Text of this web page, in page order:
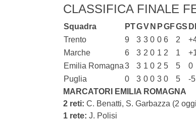
CLASSIFICA FINALE
Squadra PTGV N PGFGS
Trento
9 3 3 0 0 6 2
Marche
6 3 2 0 1 2 1
Emilia Romagna3 3 1 0 2 5 5
0
Puglia
0 3 0 0 3 0 5
-5
MARCATORI EMILIA ROMAGNA
2 reti: C. Benatti, S. Garbazza (2
1 rete: J. Polisi